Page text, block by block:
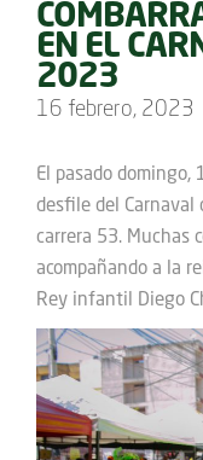
EN EL
2023
16 febrero, 2023
El pasado domingo,
desfile del Carnaval
carrera 53. Muchas
acompañando a la
Rey infantil Diego